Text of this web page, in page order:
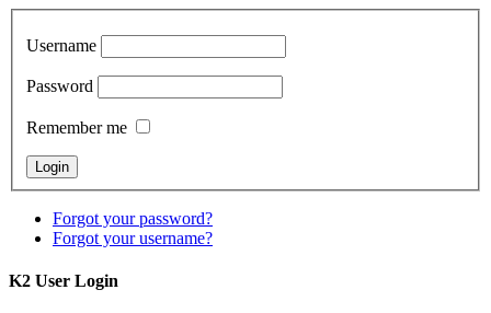
Username
Password
Remember me
Forgot your password?
Forgot your username?
K2 User Login